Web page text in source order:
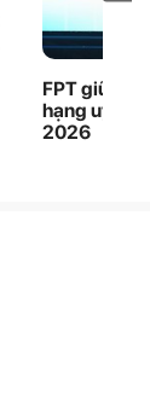
FPT giữ
hạng uy tín
2026